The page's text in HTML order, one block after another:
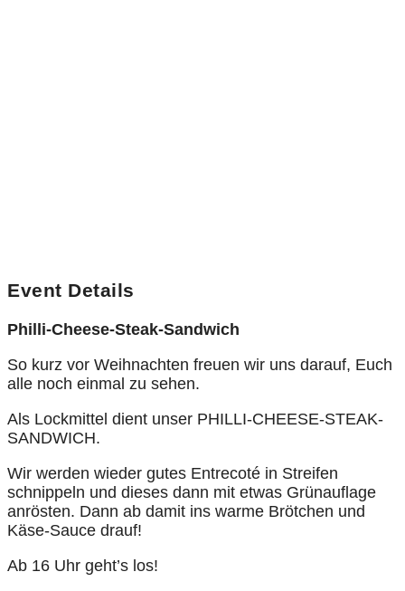
Event Details
Philli-Cheese-Steak-Sandwich
So kurz vor Weihnachten freuen wir uns darauf, Euch
alle noch einmal zu sehen.
Als Lockmittel dient unser PHILLI-CHEESE-STEAK-
SANDWICH.
Wir werden wieder gutes Entrecoté in Streifen
schnippeln und dieses dann mit etwas Grünauflage
anrösten. Dann ab damit ins warme Brötchen und
Käse-Sauce drauf!
Ab 16 Uhr geht’s los!